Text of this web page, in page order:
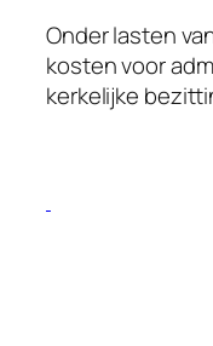
Onder lasten
kosten voor
kerkelijke